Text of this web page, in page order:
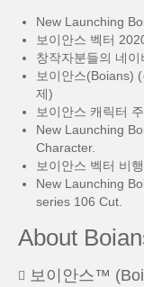
New Launching
보이안스 벡터
창작자분들의 네
보이안스(Boians)
제)
보이안스 캐릭터
New Launching
Character.
보이안스 벡터 비
New Launching
series 106 Cut.
About
보이안스™